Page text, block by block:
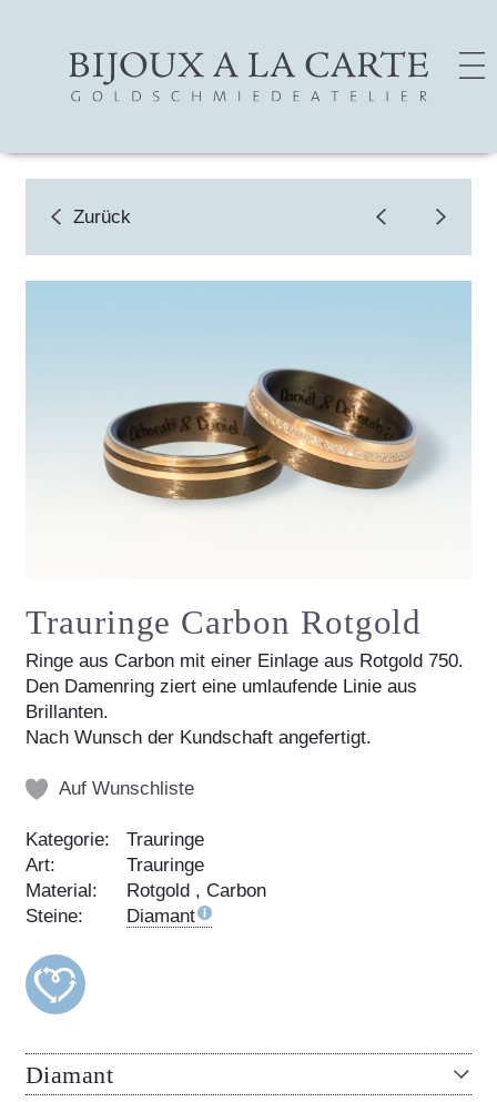
Zurück
Trauringe Carbon Rotgold
Ringe aus Carbon mit einer Einlage aus Rotgold 750.
Den Damenring ziert eine umlaufende Linie aus
Brillanten.
Nach Wunsch der Kundschaft angefertigt.
Auf Wunschliste
Kategorie:
Trauringe
Art:
Trauringe
Material:
Rotgold , Carbon
Steine:
Diamant
Diamant